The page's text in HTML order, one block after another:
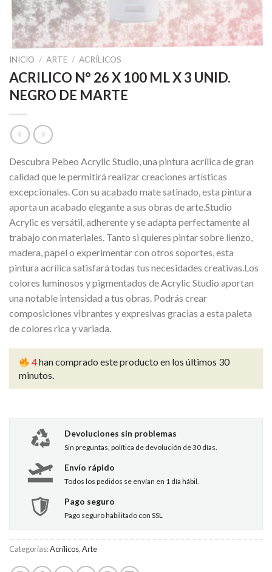
INICIO / ARTE / ACRÍLICOS
ACRILICO N° 26 X 100 ML X 3 UNID.
NEGRO DE MARTE
Descubra Pebeo Acrylic Studio, una pintura acrílica de gran
calidad que le permitirá realizar creaciones artísticas
excepcionales. Con su acabado mate satinado, esta pintura
aporta un acabado elegante a sus obras de arte.Studio
Acrylic es versátil, adherente y se adapta perfectamente al
trabajo con materiales. Tanto si quieres pintar sobre lienzo,
madera, papel o experimentar con otros soportes, esta
pintura acrílica satisfará todas tus necesidades creativas.Los
colores luminosos y pigmentados de Acrylic Studio aportan
una notable intensidad a tus obras. Podrás crear
composiciones vibrantes y expresivas gracias a esta paleta
de colores rica y variada.
4han comprado este producto en los últimos 30
minutos.
Devoluciones sin problemas
Sin preguntas, política de devolución de 30 días.
Envío rápido
Todos los pedidos se envían en 1 día hábil.
Pago seguro
Pago seguro habilitado con SSL
Categorías:Acrílicos,Arte